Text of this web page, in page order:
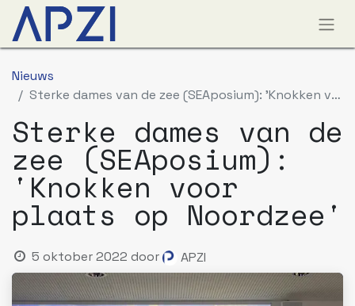
Nieuws
Sterke dames van de zee (SEAposium): 'Knokken voor plaats op Noordzee'
Sterke dames van de
zee (SEAposium):
'Knokken voor
plaats op Noordzee'
5 oktober 2022 door APZI